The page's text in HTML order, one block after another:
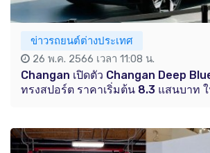
ข่าวรถยนต์ต่างประเทศ
26 พ.ค. 2566 เวลา 11:08 น.
Changan เปิดตัว Changan Deep
ทรงสปอร์ต ราคาเริ่มต้น 8.3 แสนบาท